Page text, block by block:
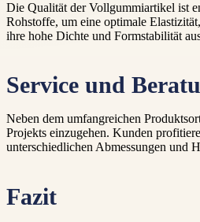
Die Qualität der Vollgummiartikel ist
Rohstoffe, um eine optimale
ihre hohe Dichte und Formstabilität
Service und
Neben dem umfangreichen
Projekts einzugehen. Kunden
unterschiedlichen Abmessungen und
Fazit